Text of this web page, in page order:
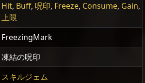
Hit, Buff, 呪印, Freeze, Consume, Gain,
上限
FreezingMark
凍結の呪印
スキルジェム